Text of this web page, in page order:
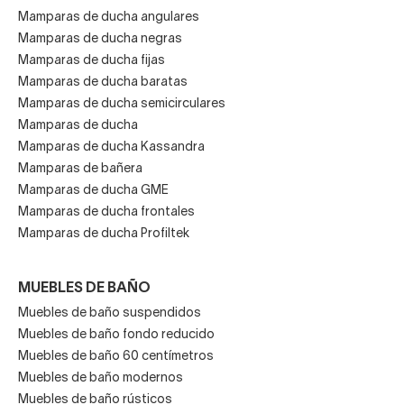
Mamparas de ducha angulares
Mamparas de ducha negras
Mamparas de ducha fijas
Mamparas de ducha baratas
Mamparas de ducha semicirculares
Mamparas de ducha
Mamparas de ducha Kassandra
Mamparas de bañera
Mamparas de ducha GME
Mamparas de ducha frontales
Mamparas de ducha Profiltek
MUEBLES DE BAÑO
Muebles de baño suspendidos
Muebles de baño fondo reducido
Muebles de baño 60 centímetros
Muebles de baño modernos
Muebles de baño rústicos